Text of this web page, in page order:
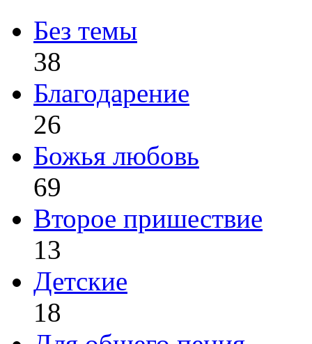
Без темы
38
Благодарение
26
Божья любовь
69
Второе пришествие
13
Детские
18